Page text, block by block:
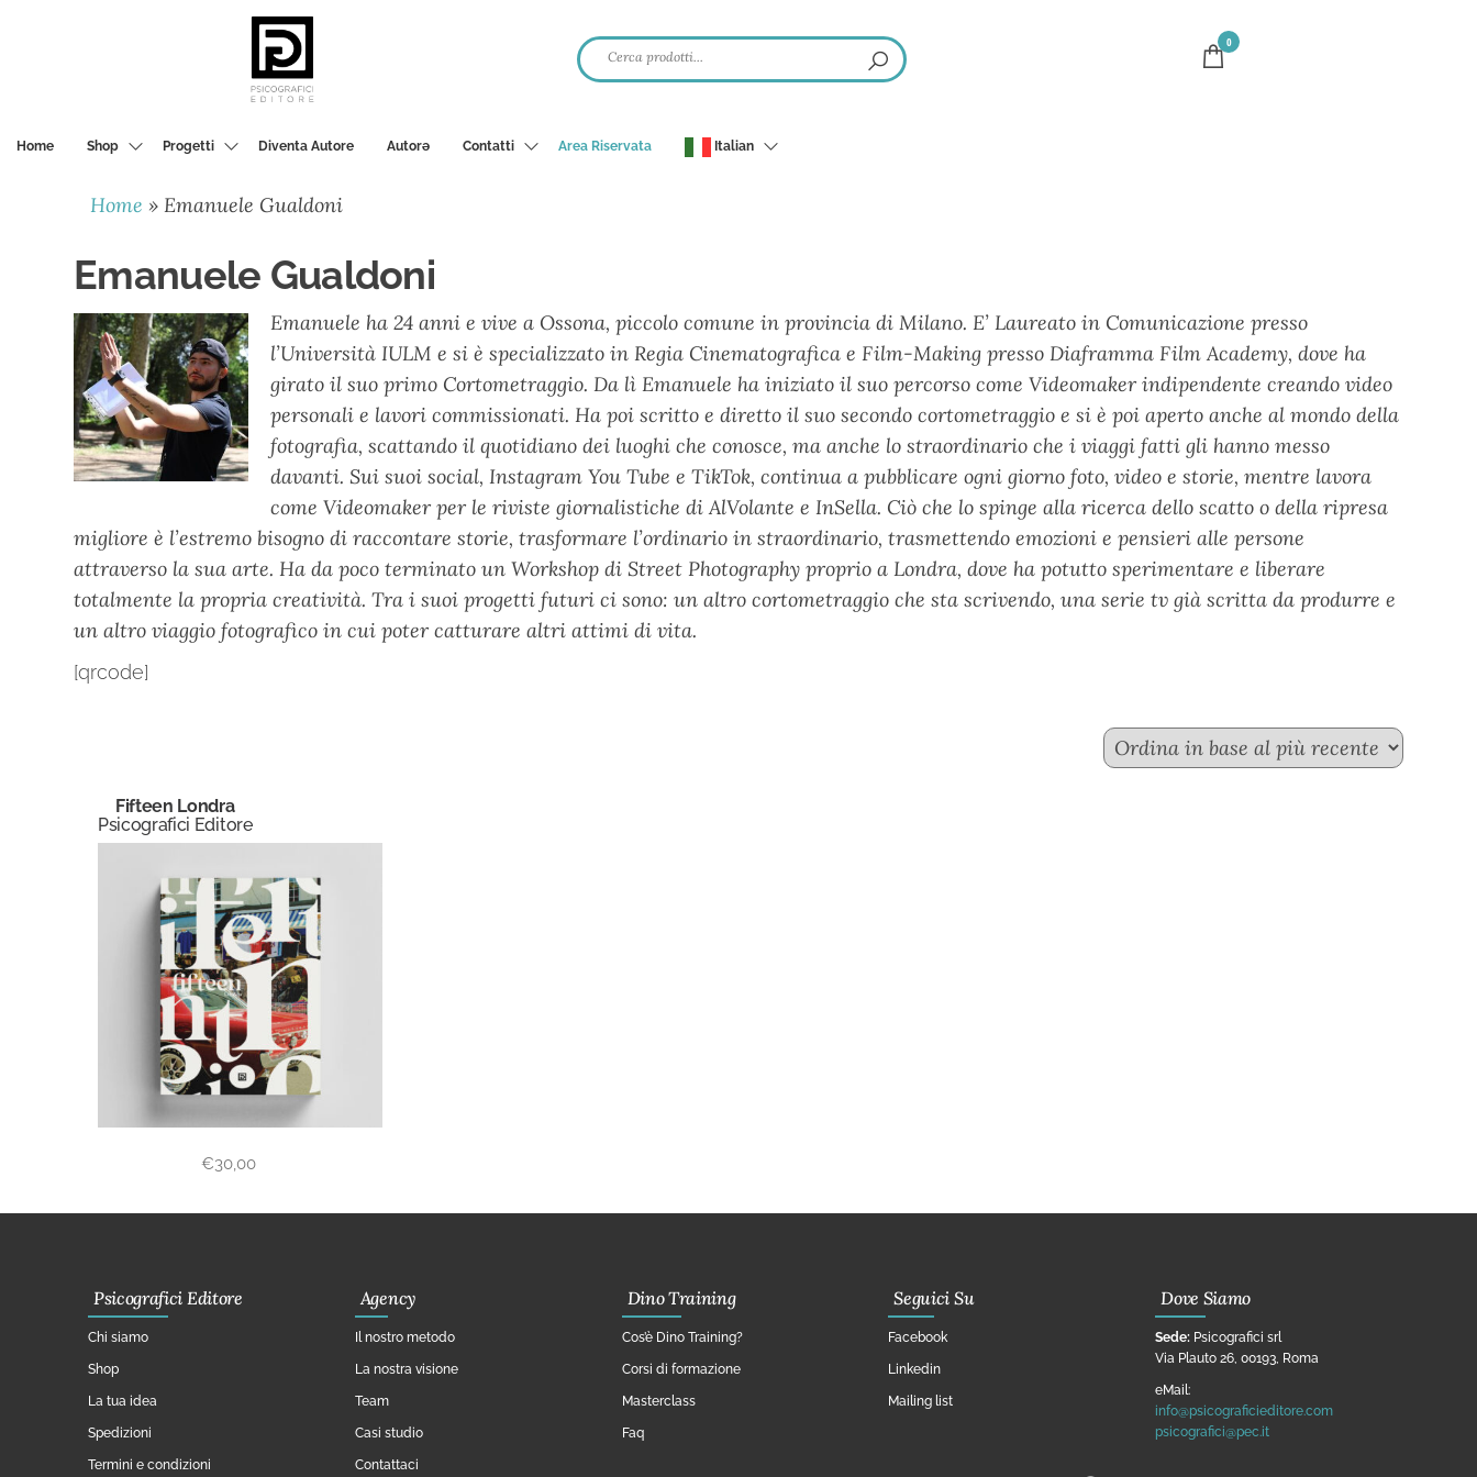
0
Home Shop Progetti Diventa Autore Autorә Contatti Area Riservata Italian
Home »Emanuele Gualdoni
Emanuele Gualdoni
Emanuele ha 24 anni e vive a Ossona, piccolo comune in provincia di Milano. E’ Laureato in Comunicazione presso
l’Università IULM e si è specializzato in Regia Cinematografica e Film-Making presso Diaframma Film Academy, dove ha
girato il suo primo Cortometraggio. Da lì Emanuele ha iniziato il suo percorso come Videomaker indipendente creando video
personali e lavori commissionati. Ha poi scritto e diretto il suo secondo cortometraggio e si è poi aperto anche al mondo della
fotografia, scattando il quotidiano dei luoghi che conosce, ma anche lo straordinario che i viaggi fatti gli hanno messo
davanti. Sui suoi social, Instagram You Tube e TikTok, continua a pubblicare ogni giorno foto, video e storie, mentre lavora
come Videomaker per le riviste giornalistiche di AlVolante e InSella. Ciò che lo spinge alla ricerca dello scatto o della ripresa
migliore è l’estremo bisogno di raccontare storie, trasformare l’ordinario in straordinario, trasmettendo emozioni e pensieri alle persone
attraverso la sua arte. Ha da poco terminato un Workshop di Street Photography proprio a Londra, dove ha potutto sperimentare e liberare
totalmente la propria creatività. Tra i suoi progetti futuri ci sono: un altro cortometraggio che sta scrivendo, una serie tv già scritta da produrre e
un altro viaggio fotografico in cui poter catturare altri attimi di vita.
[qrcode]
Fifteen Londra
Psicografici Editore
€30,00
Psicografici Editore
Chi siamo
Shop
La tua idea
Spedizioni
Termini e condizioni
Agency
Il nostro metodo
La nostra visione
Team
Casi studio
Contattaci
Dino Training
Cos’è Dino Training?
Corsi di formazione
Masterclass
Faq
Seguici Su
Facebook
Linkedin
Mailing list
Dove Siamo
Sede: Psicografici srl
Via Plauto 26, 00193, Roma
eMail:
info@psicograficieditore.com
psicografici@pec.it